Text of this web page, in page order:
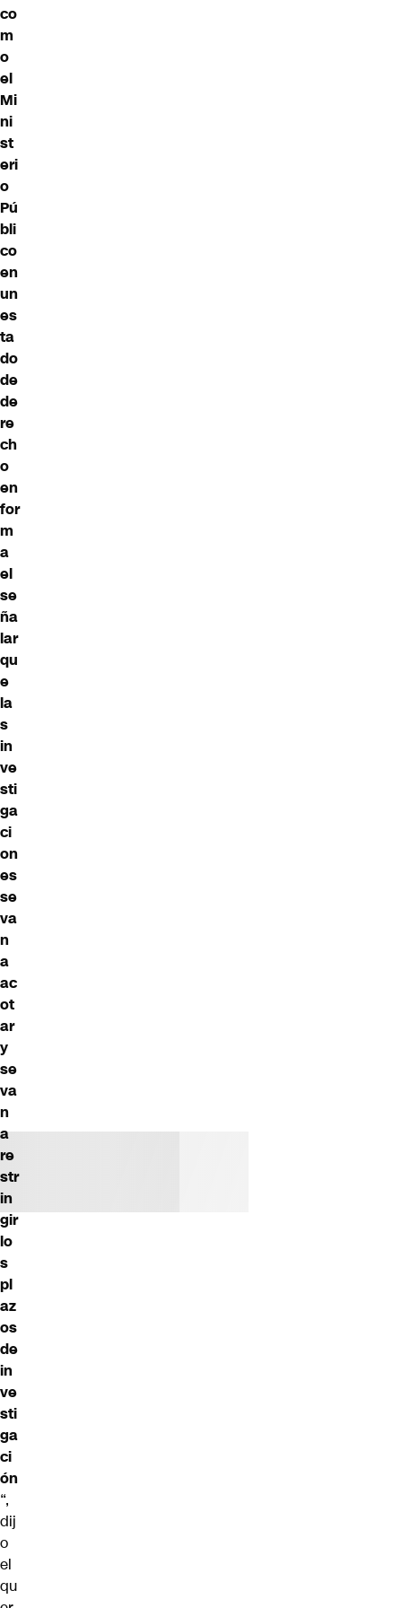
co
m
o
el
Mi
ni
st
eri
o
Pú
bli
co
en
un
es
ta
do
de
de
re
ch
o
en
for
m
a
el
se
ña
lar
qu
e
la
s
in
ve
sti
ga
ci
on
es
se
va
n
a
ac
ot
ar
y
se
va
n
a
re
str
in
gir
lo
s
pl
az
os
de
in
ve
sti
ga
ci
ón
“,
dij
o
el
qu